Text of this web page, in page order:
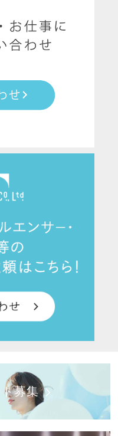
募集